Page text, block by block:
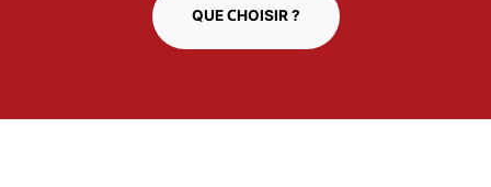
QUE CHOISIR ?